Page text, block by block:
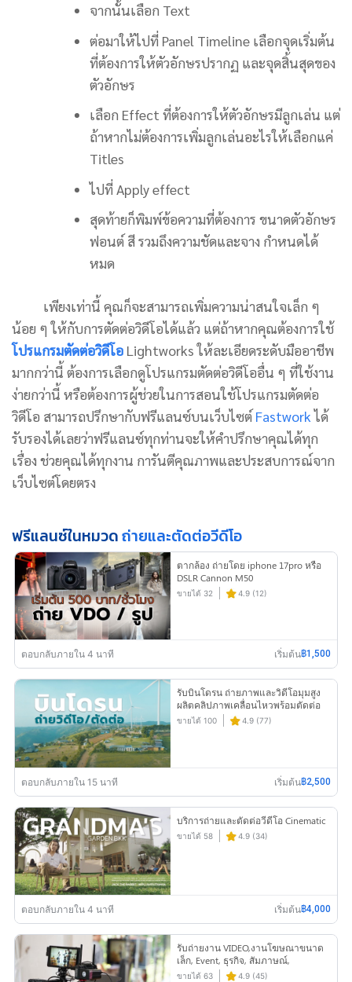
จากนั้นเลือก Text
ต่อมาให้ไปที่ Panel Timeline เลือกจุดเริ่มต้น
ที่ต้องการให้ตัวอักษรปรากฏ และจุดสิ้นสุดของ
ตัวอักษร
เลือก Effect ที่ต้องการให้ตัวอักษรมีลูกเล่น แต่
ถ้าหากไม่ต้องการเพิ่มลูกเล่นอะไรให้เลือกแค่
Titles
ไปที่ Apply effect
สุดท้ายก็พิมพ์ข้อความที่ต้องการ ขนาดตัวอักษร
ฟอนต์ สี รวมถึงความชัดและจาง กำหนดได้
หมด
เพียงเท่านี้ คุณก็จะสามารถเพิ่มความน่าสนใจเล็ก ๆ
น้อย ๆ ให้กับการตัดต่อวิดีโอได้แล้ว แต่ถ้าหากคุณต้องการใช้
โปรแกรมตัดต่อวิดีโอ Lightworks ให้ละเอียดระดับมืออาชีพ
มากกว่านี้ ต้องการเลือกดูโปรแกรมตัดต่อวิดีโออื่น ๆ ที่ใช้งาน
ง่ายกว่านี้ หรือต้องการผู้ช่วยในการสอนใช้โปรแกรมตัดต่อ
วิดีโอ สามารถปรึกษากับฟรีแลนซ์บนเว็บไซต์Fastworkได้
รับรองได้เลยว่าฟรีแลนซ์ทุกท่านจะให้คำปรึกษาคุณได้ทุก
เรื่อง ช่วยคุณได้ทุกงาน การันตีคุณภาพและประสบการณ์จาก
เว็บไซต์โดยตรง
ฟรีแลนซ์ในหมวดถ่ายและตัดต่อวีดีโอ
ตากล้อง ถ่ายโดย iphone 17pro หรือ
DSLR Cannon M50
ขายได้ 32 4.9 (12)
ตอบกลับภายใน 4 นาที เริ่มต้น฿1,500
รับบินโดรน ถ่ายภาพและวิดีโอมุมสูง
ผลิตคลิปภาพเคลื่อนไหวพร้อมตัดต่อ
ขายได้ 100 4.9 (77)
ตอบกลับภายใน 15 นาที เริ่มต้น฿2,500
บริการถ่ายและตัดต่อวีดีโอ Cinematic
ขายได้ 58 4.9 (34)
ตอบกลับภายใน 4 นาที เริ่มต้น฿4,000
รับถ่ายงาน VIDEO,งานโฆษณาขนาด
เล็ก, Event, ธุรกิจ, สัมภาษณ์,
Interview, MV, shortfilm และอื่นๆ
ขายได้ 63 4.9 (45)